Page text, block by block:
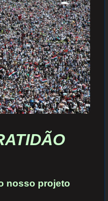
nosso projeto